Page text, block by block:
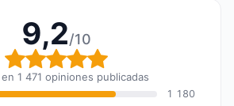
9,2/10
Calificación global: 9,2
en 1 471 opiniones publicadas
1 180